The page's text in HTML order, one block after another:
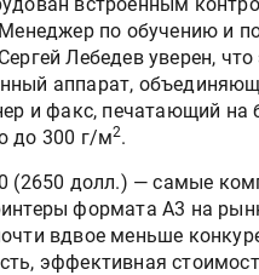
по обучению и
Лебедев уверен, что
аппарат,
и факс, печатающий на
до 300 г/м2.
(2650 долл.) — самые
формата A3 на
вдвое меньше
эффективная